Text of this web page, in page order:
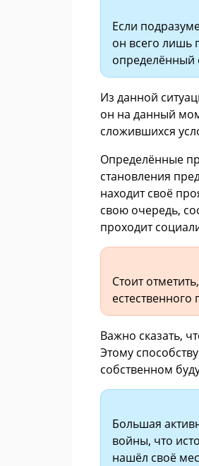
Если
он всего лишь
определённый
Из данной
он на данный
сложившихся
Определённые
становления
находит своё
свою очередь,
проходит
Стоит
естественного
Важно сказать,
Этому
собственном
Большая
войны, что
нашёл своё